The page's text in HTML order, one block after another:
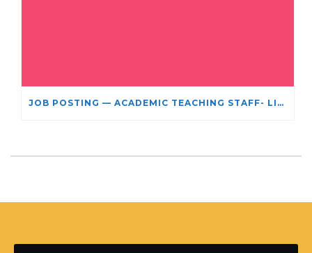
JOB POSTING — ACADEMIC TEACHING STAFF- LIMITED TERM APPOINTMENT: RELIGIOUS STUDIES